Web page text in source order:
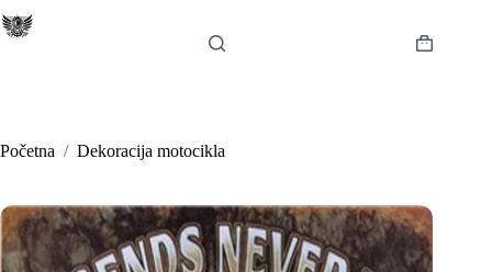
na
Košarica
Početna / Dekoracija motocikla